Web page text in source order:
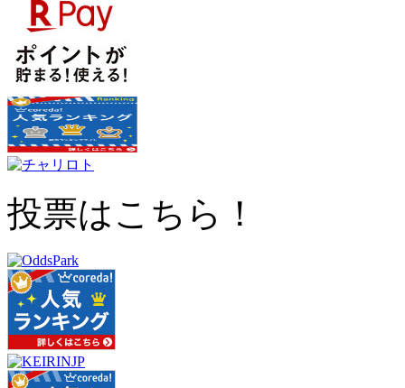
投票はこちら！